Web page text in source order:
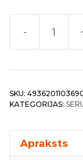
-
SKU:
KATEGORIJAS:
Apraksts